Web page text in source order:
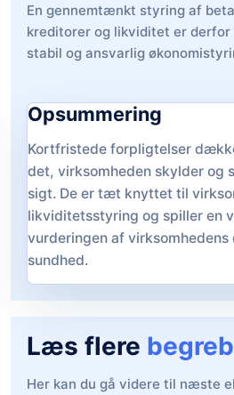
En gennemtænkt styring af
kreditorer og likviditet er
stabil og ansvarlig
Opsummering
Kortfristede forpligtelser
det, virksomheden skylder og
sigt. De er tæt knyttet til
likviditetsstyring og spiller en
vurderingen af virksomhedens
sundhed.
Læs flere
Her kan du gå videre til næste